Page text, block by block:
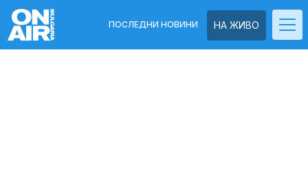
НА ЖИВО
ПОСЛЕДНИ НОВИНИ